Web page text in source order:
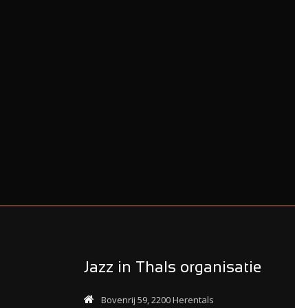
Jazz in Thals organisatie
Bovenrij 59, 2200 Herentals